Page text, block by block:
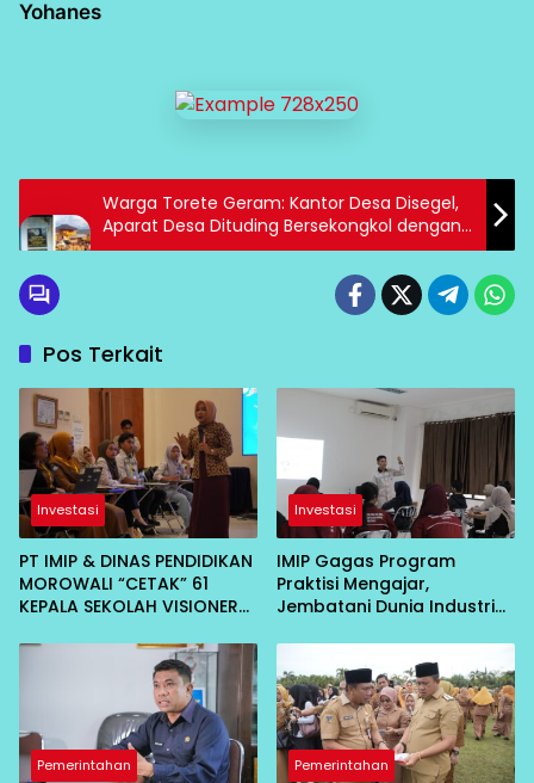
Yohanes
Warga Torete Geram: Kantor Desa Disegel,
Aparat Desa Dituding Bersekongkol dengan
Tambang
Pos Terkait
Investasi
PT IMIP & DINAS PENDIDIKAN
MOROWALI “CETAK” 61
KEPALA SEKOLAH VISIONER
DIGITAL
Investasi
IMIP Gagas Program
Praktisi Mengajar,
Jembatani Dunia Industri
Pemerintahan Pemerintahan